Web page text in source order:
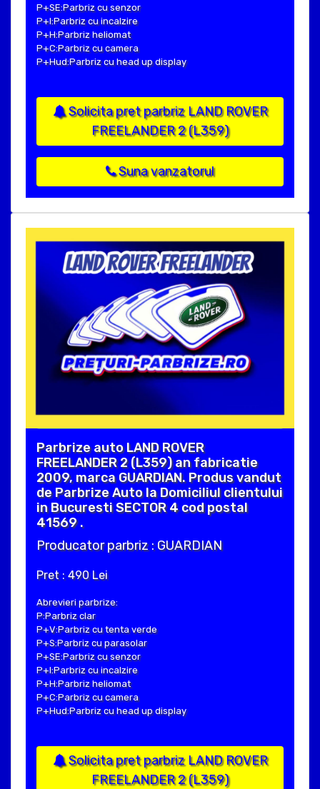
P+SE:Parbriz cu senzor
P+I:Parbriz cu incalzire
P+H:Parbriz heliomat
P+C:Parbriz cu camera
P+Hud:Parbriz cu head up display
Solicita pret parbriz LAND ROVER
FREELANDER 2 (L359)
Suna vanzatorul
Parbrize auto LAND ROVER
FREELANDER 2 (L359) an fabricatie
2009, marca GUARDIAN. Produs vandut
de Parbrize Auto la Domiciliul clientului
in Bucuresti SECTOR 4 cod postal
41569 .
Producator parbriz : GUARDIAN
Pret : 490 Lei
Abrevieri parbrize:
P:Parbriz clar
P+V:Parbriz cu tenta verde
P+S:Parbriz cu parasolar
P+SE:Parbriz cu senzor
P+I:Parbriz cu incalzire
P+H:Parbriz heliomat
P+C:Parbriz cu camera
P+Hud:Parbriz cu head up display
Solicita pret parbriz LAND ROVER
FREELANDER 2 (L359)